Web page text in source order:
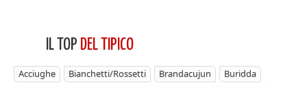
IL TOP DEL TIPICO
Acciughe Bianchetti/Rossetti Brandacujun
Buridda